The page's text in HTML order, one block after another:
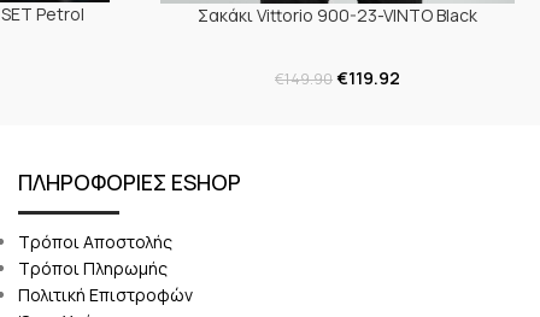
Petrol Σακάκι Vittorio 900-23-VINTO Black
€149.90€119.92
ΠΛΗΡΟΦΟΡΙΕΣ ESHOP
Τρόποι Αποστολής
Τρόποι Πληρωμής
Πολιτική Επιστροφών